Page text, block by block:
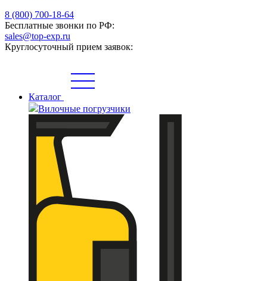
8 (800) 700-18-64
Бесплатные звонки по РФ:
sales@top-exp.ru
Круглосуточный прием заявок:
Каталог
Вилочные погрузчики